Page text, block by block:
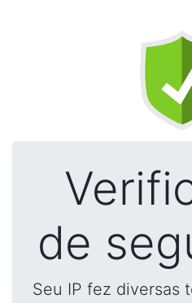
de
Seu IP fez diversas